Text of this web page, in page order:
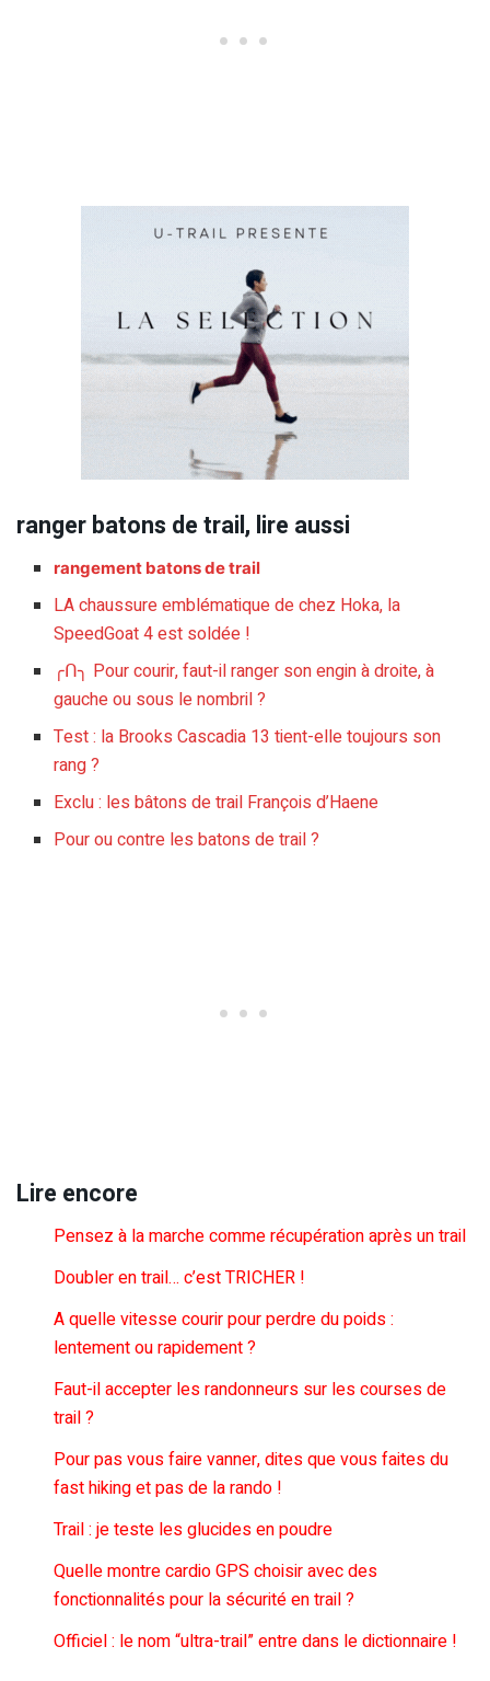
ranger batons de trail, lire aussi
rangement batons de trail
LA chaussure emblématique de chez Hoka, la
SpeedGoat 4 est soldée !
╭ᑎ╮ Pour courir, faut-il ranger son engin à droite, à
gauche ou sous le nombril ?
Test : la Brooks Cascadia 13 tient-elle toujours son
rang ?
Exclu : les bâtons de trail François d’Haene
Pour ou contre les batons de trail ?
Lire encore
Pensez à la marche comme récupération après un trail
Doubler en trail… c’est TRICHER !
A quelle vitesse courir pour perdre du poids :
lentement ou rapidement ?
Faut-il accepter les randonneurs sur les courses de
trail ?
Pour pas vous faire vanner, dites que vous faites du
fast hiking et pas de la rando !
Trail : je teste les glucides en poudre
Quelle montre cardio GPS choisir avec des
fonctionnalités pour la sécurité en trail ?
Officiel : le nom “ultra-trail” entre dans le dictionnaire !